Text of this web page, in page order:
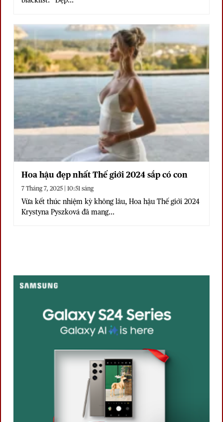
Hoa hậu đẹp nhất Thế giới 2024 sắp có con
7 Tháng 7, 2025 | 10:51 sáng
Vừa kết thúc nhiệm kỳ không lâu, Hoa hậu Thế giới 2024
Krystyna Pyszková đã mang...